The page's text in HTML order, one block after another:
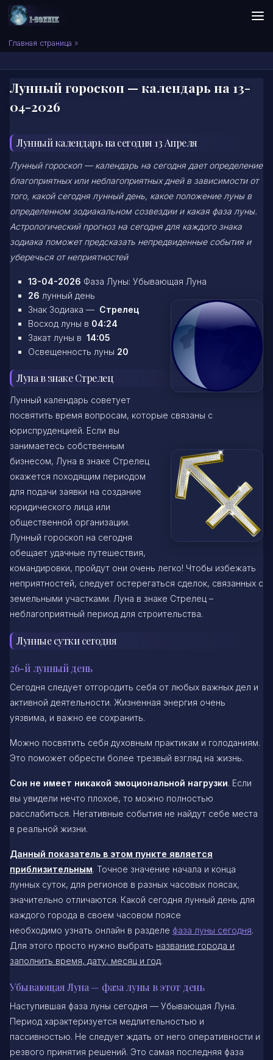
Skip to content
Сонник I-SONNIK.COM
Главная страница »
Лунный гороскоп — календарь на 13-
04-2026
Лунный календарь на сегодня 13 Апреля
Лунный гороскоп — календарь на сегодня дает определение
благоприятных или неблагоприятных дней в зависимости от
того, какой сегодня лунный день, какое положение луны в
определенном зодиакальном созвездии и какая фаза луны.
Астрологический прогноз на сегодня для каждого знака
зодиака поможет предсказать непредвиденные события и
уберечься от неприятностей
13-04-2026 Фаза Луны: Убывающая Луна
26 лунный день
Знак Зодиака — Стрелец
Восход луны в 04:24
Закат луны в 14:05
Освещенность луны 20
Луна в знаке Стрелец
Лунный календарь советует
посвятить время вопросам, которые связаны с
юриспруденцией. Если вы
занимаетесь собственным
бизнесом, Луна в знаке Стрелец
окажется походящим периодом
для подачи заявки на создание
юридического лица или
общественной организации.
Лунный гороскоп на сегодня
обещает удачные путешествия,
командировки, пройдут они очень легко! Чтобы избежать
неприятностей, следует остерегаться сделок, связанных с
земельными участками. Луна в знаке Стрелец –
неблагоприятный период для строительства.
Лунные сутки сегодня
26-й лунный день
Сегодня следует отгородить себя от любых важных дел и
активной деятельности. Жизненная энергия очень
уязвима, и важно ее сохранить.
Можно посвятить себя духовным практикам и голоданиям.
Это поможет обрести более трезвый взгляд на жизнь.
Сон не имеет никакой эмоциональной нагрузки. Если
вы увидели нечто плохое, то можно полностью
расслабиться. Негативные события не найдут себе места
в реальной жизни.
Данный показатель в этом пункте является
приблизительным. Точное значение начала и конца
лунных суток, для регионов в разных часовых поясах,
значительно отличаются. Какой сегодня лунный день для
каждого города в своем часовом поясе
необходимо узнать онлайн в разделе фаза луны сегодня.
Для этого просто нужно выбрать название города и
заполнить время, дату, месяц и год.
Убывающая Луна — фаза луны в этот день
Наступившая фаза луны сегодня — Убывающая Луна.
Период характеризуется медлительностью и
пассивностью. Не следует ждать от него оперативности и
резвого принятия решений. Это самая последняя фаза